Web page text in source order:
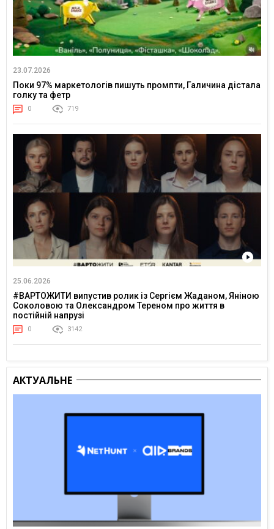
23.07.2026
Поки 97% маркетологів пишуть промпти, Галичина дістала
голку та фетр
0 719
25.06.2026
#ВАРТОЖИТИ випустив ролик із Сергієм Жаданом, Яніною
Соколовою та Олександром Тереном про життя в
постійній напрузі
0 3142
АКТУАЛЬНЕ